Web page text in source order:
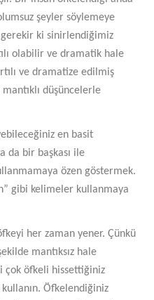
şeyler söylemeye
ki sinirlendiğimiz
olabilir ve dramatik hale
ve dramatize edilmiş
düşüncelerle
en basit
da bir başkası ile
özen göstermek.
gibi kelimeler kullanmaya
her zaman yener. Çünkü
mantıksız hale
çok öfkeli hissettiğiniz
Öfkelendiğiniz